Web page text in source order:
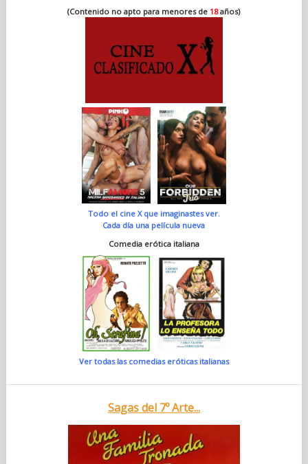
(Contenido no apto para menores de 18años)
Todo el cine X que imaginastes ver.
Cada día una película nueva
Comedia erótica italiana
Ver todas las comedias eróticas italianas
Sagas del 7º Arte...